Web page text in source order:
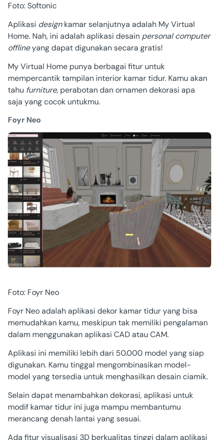
Foto: Softonic
Aplikasi designkamarselanjutnya adalah My Virtual
Home. Nah, ini adalah aplikasi desain personal computer
offlineyang dapat digunakan secara gratis!
My Virtual Home punya berbagai fitur untuk
mempercantik tampilan interior kamar tidur. Kamu akan
tahu furniture, perabotan dan ornamen dekorasi apa
saja yang cocok untukmu.
Foyr Neo
Foto: Foyr Neo
Foyr Neo adalah aplikasi dekor kamar tidur yang bisa
memudahkan kamu, meskipun tak memiliki pengalaman
dalam menggunakan aplikasi CAD atau CAM.
Aplikasi ini memiliki lebih dari 50.000 model yang siap
digunakan. Kamu tinggal mengombinasikan model-
model yang tersedia untuk menghasilkan desain ciamik.
Selain dapat menambahkan dekorasi, aplikasi untuk
modif kamar tidur ini juga mampu membantumu
merancang denah lantai yang sesuai.
Ada fitur visualisasi 3D berkualitas tinggi dalam aplikasi